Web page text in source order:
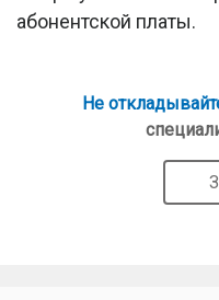
абонентской платы.
Не